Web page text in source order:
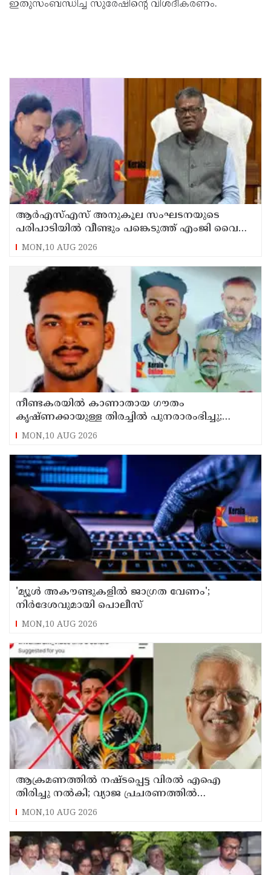
ഇ​തു​സം​ബ​ന്ധി​ച്ച സു​രേ​ഷി​ന്‍റെ വി​ശ​ദീ​ക​ര​ണം.
ആര്‍എസ്എസ് അനുകൂല സംഘടനയുടെ
പരിപാടിയില്‍ വീണ്ടും പങ്കെടുത്ത് എംജി വൈസ്
ചാന്‍സലര്‍ ഡോ. ഡി മാവൂത്ത്
MON,10 AUG 2026
നീണ്ടകരയില്‍ കാണാതായ ഗൗതം
കൃഷ്ണക്കായുള്ള തിരച്ചില്‍ പുനരാരംഭിച്ചു;
നേവിയുടെ ഐഎന്‍എസ് കല്‍പ്പേനി തീരത്ത്
MON,10 AUG 2026
'മ്യൂള്‍ അകൗണ്ടുകളില്‍ ജാഗ്രത വേണം';
നിര്‍ദേശവുമായി പൊലീസ്
MON,10 AUG 2026
ആക്രമണത്തില്‍ നഷ്ടപ്പെട്ട വിരല്‍ എഐ
തിരിച്ചു നല്‍കി; വ്യാജ പ്രചരണത്തില്‍
നിയമനടപടി തുടങ്ങിയെന്ന് പി ജയരാജന്‍
MON,10 AUG 2026